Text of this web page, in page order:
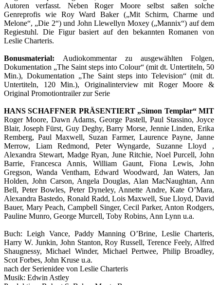
Autoren verfasst. Neben Roger Moore selbst saßen solche
Genreprofis wie Roy Ward Baker („Mit Schirm, Charme und
Melone“, „Die 2“) und John Llewellyn Moxey („Mannix“) auf dem
Regiestuhl. Die Figur basiert auf den bekannten Romanen von
Leslie Charteris.
Bonusmaterial: Audiokommentar zu ausgewählten Folgen,
Dokumentation „The Saint steps into Colour“ (mit dt. Untertiteln, 50
Min.), Dokumentation „The Saint steps into Television“ (mit dt.
Untertiteln, 120 Min.), Originalinterview mit Roger Moore &
Original Promotiontrailer zur Serie
HANS SCHAFFNER PRÄSENTIERT „Simon Templar“ MIT
Roger Moore, Dawn Adams, George Pastell, Paul Stassino, Joyce
Blair, Joseph Fürst, Guy Deghy, Barry Morse, Jennie Linden, Erika
Remberg, Paul Maxwell, Suzan Farmer, Laurence Payne, Janne
Merrow, Liam Redmond, Peter Wyngarde, Suzanne Lloyd ,
Alexandra Stewart, Madge Ryan, June Ritchie, Noel Purcell, John
Barrie, Francesca Annis, William Gaunt, Fiona Lewis, John
Gregson, Wanda Ventham, Edward Woodward, Jan Waters, Jan
Holden, John Carson, Angela Douglas, Alan MacNaughtan, Ann
Bell, Peter Bowles, Peter Dyneley, Annette Andre, Kate O’Mara,
Alexandra Bastedo, Ronald Radd, Lois Maxwell, Sue Lloyd, David
Bauer, Mary Peach, Campbell Singer, Cecil Parker, Anton Rodgers,
Pauline Munro, George Murcell, Toby Robins, Ann Lynn u.a.
Buch: Leigh Vance, Paddy Manning O’Brine, Leslie Charteris,
Harry W. Junkin, John Stanton, Roy Russell, Terence Feely, Alfred
Shaugnessy, Michael Winder, Michael Pertwee, Philip Broadley,
Scot Forbes, John Kruse u.a.
nach der Serienidee von Leslie Charteris
Musik: Edwin Astley